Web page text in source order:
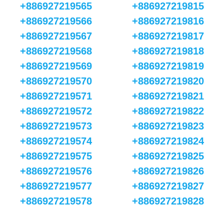
+886927219565
+886927219566
+886927219567
+886927219568
+886927219569
+886927219570
+886927219571
+886927219572
+886927219573
+886927219574
+886927219575
+886927219576
+886927219577
+886927219578
+886927219815
+886927219816
+886927219817
+886927219818
+886927219819
+886927219820
+886927219821
+886927219822
+886927219823
+886927219824
+886927219825
+886927219826
+886927219827
+886927219828